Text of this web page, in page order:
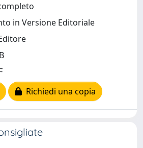
in Versione Editoriale
Richiedi una copia